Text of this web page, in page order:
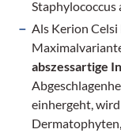
Staphylococcus
Als Kerion
abszessartige
einhergeht,